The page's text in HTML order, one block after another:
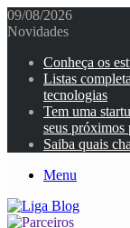
09/08/2026
Novidades
Conheça os
Listas
tecnologias
Tem uma
seus próximos
Saiba quais
Menu